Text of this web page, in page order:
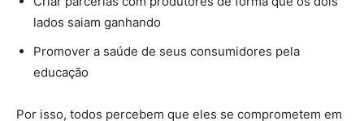
lados saiam ganhando
Promover a saúde de seus consumidores pela
educação
Por isso, todos percebem que eles se comprometem em